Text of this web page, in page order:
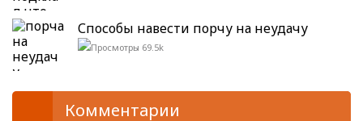
Способы навести порчу на неудачу
69.5k
Комментарии